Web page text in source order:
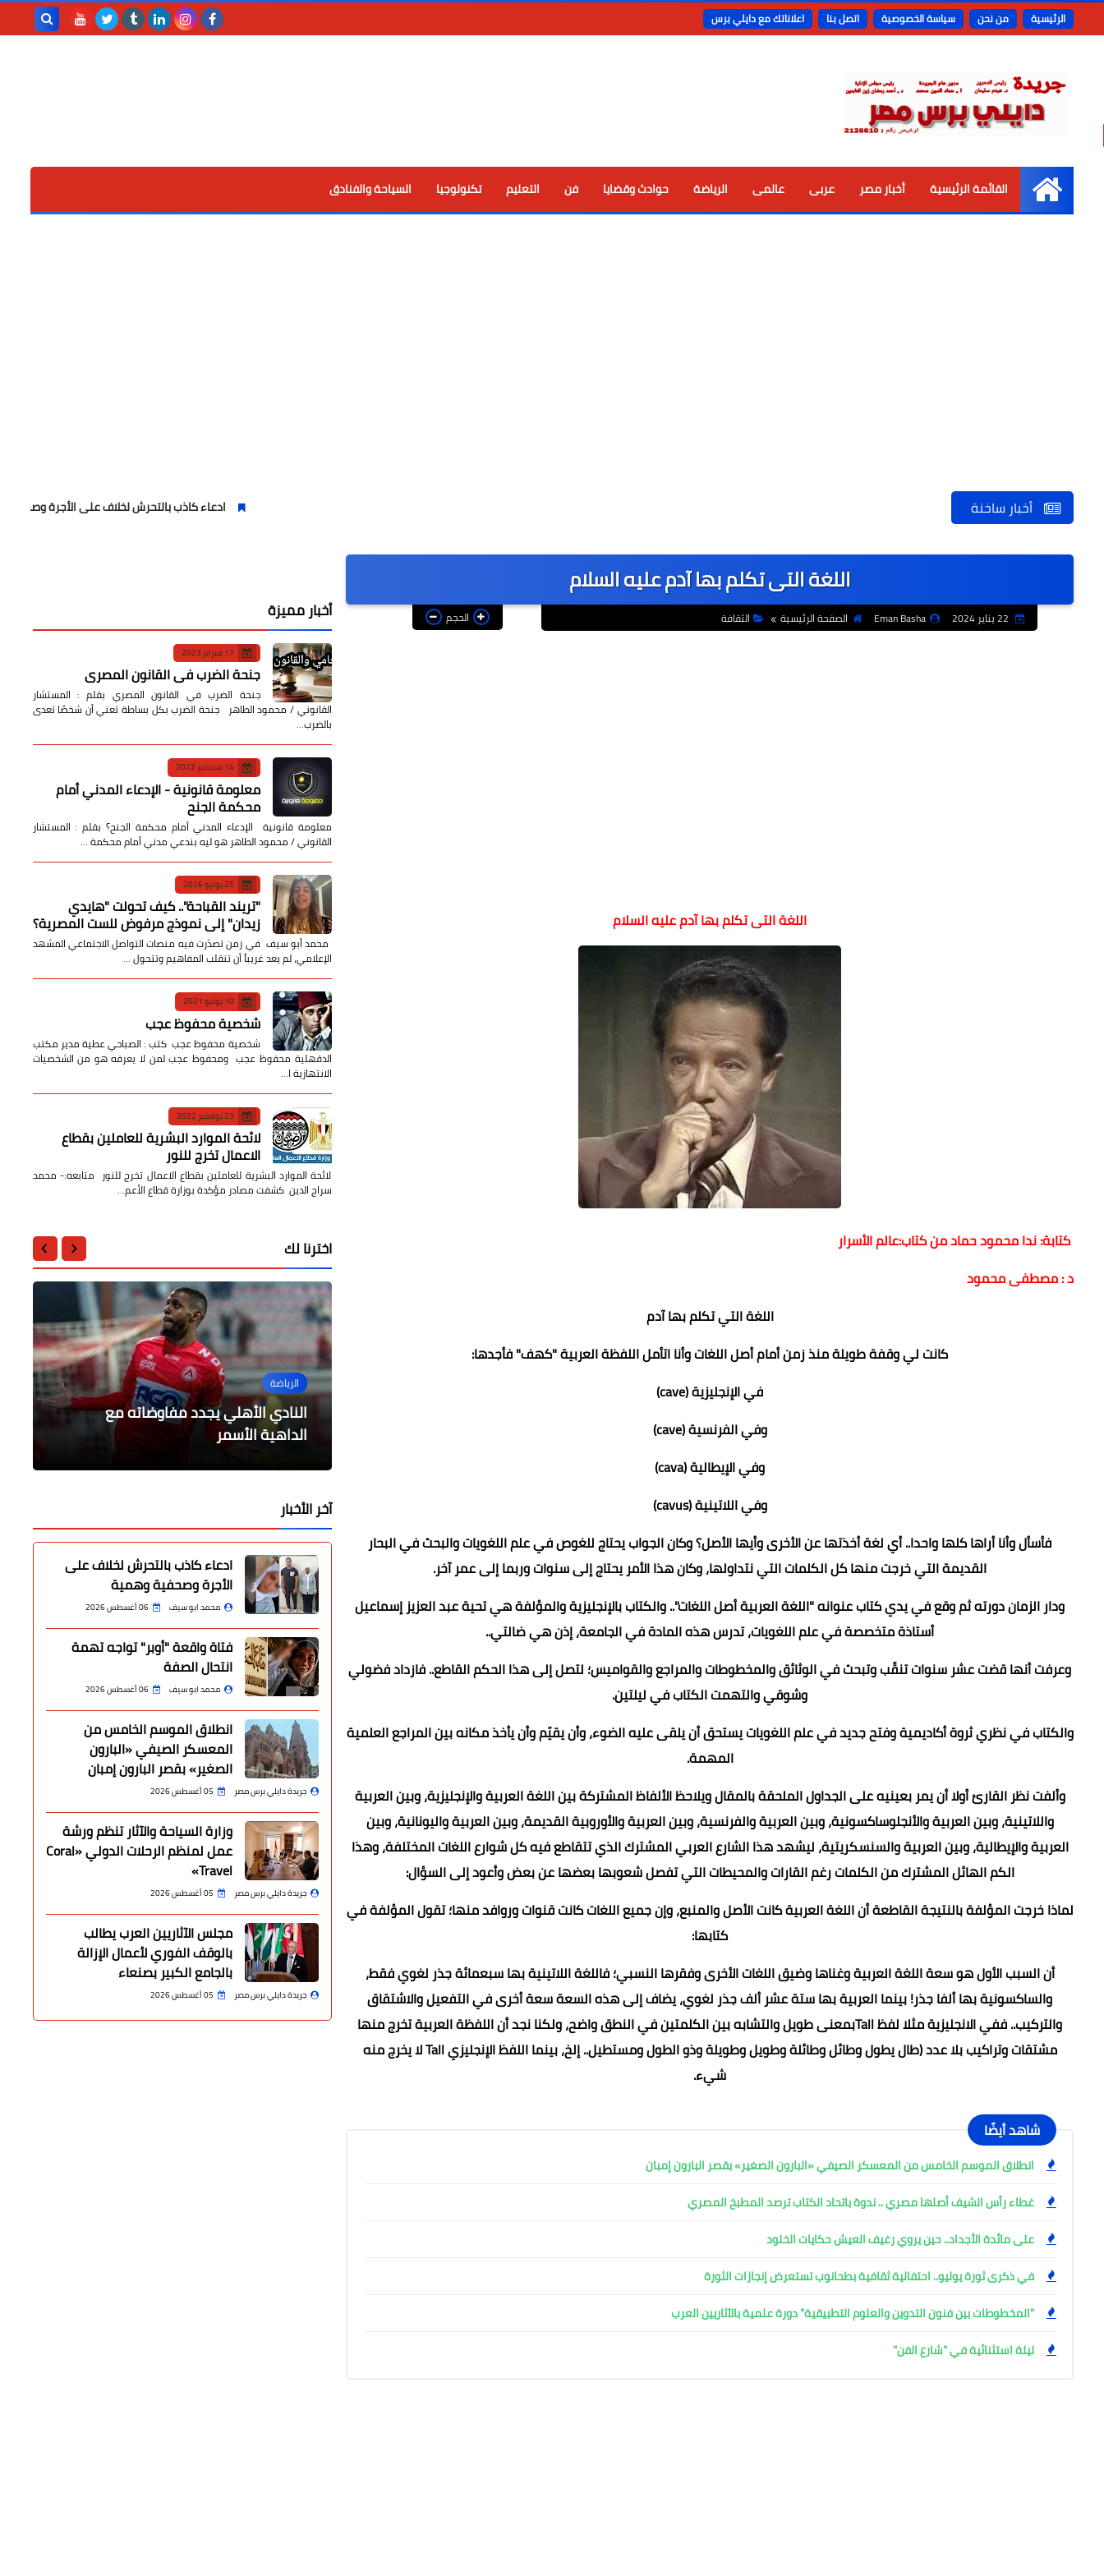
الرئيسية من نحن سياسة الخصوصية اتصل بنا اعلاناتك مع دايلي برس
الرئيسية
القائمة الرئيسية أخبار مصر عربى عالمى الرياضة حوادث وقضايا فن التعليم تكنولوجيا السياحة والفنادق
أخبار ساخنة ادعاء كاذب بالتحرش لخلاف على الأجرة وصحفية وهمية
اللغة التى تكلم بها آدم عليه السلام
Eman Basha الصفحة الرئيسية الثقافة الحجم
اللغة التى تكلم بها آدم عليه السلام
كتابة: ندا محمود حماد من كتاب:عالم الأسرار
د : مصطفى محمود
اللغة التي تكلم بها آدم
كانت لي وقفة طويلة منذ زمن أمام أصل اللغات وأنا اتأمل اللفظة العربية "كهف" فأجدها:
في الإنجليزية (cave)
وفي الفرنسية (cave)
وفي الإيطالية (cava)
وفي اللاتينية (cavus)
فأسأل وأنا أراها كلها واحدا.. أي لغة أخذتها عن الأخرى وأيها الأصل؟ وكان الجواب يحتاج للغوص في علم اللغويات والبحث في البحار
القديمة التي خرجت منها كل الكلمات التي نتداولها، وكان هذا الأمر يحتاج إلى سنوات وربما إلى عمر آخر.
ودار الزمان دورته ثم وقع في يدي كتاب عنوانه "اللغة العربية أصل اللغات".. والكتاب بالإنجليزية والمؤلفة هي تحية عبد العزيز إسماعيل
أستاذة متخصصة في علم اللغويات، تدرس هذه المادة في الجامعة، إذن هي ضالتي..
وعرفت أنها قضت عشر سنوات تنقّب وتبحث في الوثائق والمخطوطات والمراجع والقواميس؛ لتصل إلى هذا الحكم القاطع.. فازداد فضولي
وشوقي والتهمت الكتاب في ليلتين.
والكتاب في نظري ثروة أكاديمية وفتح جديد في علم اللغويات يستحق أن يلقى عليه الضوء، وأن يقيّم وأن يأخذ مكانه بين المراجع العلمية
المهمة.
وألفت نظر القارئ أولا أن يمر بعينيه على الجداول الملحقة بالمقال ويلاحظ الألفاظ المشتركة بين اللغة العربية والإنجليزية، وبين العربية
واللاتينية، وبين العربية والأنجلوساكسونية، وبين العربية والفرنسية، وبين العربية والأوروبية القديمة، وبين العربية واليونانية، وبين
العربية والإيطالية، وبين العربية والسنسكريتية، ليشهد هذا الشارع العربي المشترك الذي تتقاطع فيه كل شوارع اللغات المختلفة، وهذا
الكم الهائل المشترك من الكلمات رغم القارات والمحيطات التي تفصل شعوبها بعضها عن بعض وأعود إلى السؤال:
لماذا خرجت المؤلفة بالنتيجة القاطعة أن اللغة العربية كانت الأصل والمنبع، وإن جميع اللغات كانت قنوات وروافد منها؛ تقول المؤلفة في
كتابها:
أن السبب الأول هو سعة اللغة العربية وغناها وضيق اللغات الأخرى وفقرها النسبي؛ فاللغة اللاتينية بها سبعمائة جذر لغوي فقط،
والساكسونية بها ألفا جذر! بينما العربية بها ستة عشر ألف جذر لغوي، يضاف إلى هذه السعة سعة أخرى في التفعيل والاشتقاق
والتركيب.. ففي الانجليزية مثلا لفظ Tallبمعنى طويل والتشابه بين الكلمتين في النطق واضح، ولكنا نجد أن اللفظة العربية تخرج منها
مشتقات وتراكيب بلا عدد (طال يطول وطائل وطائلة وطويل وطويلة وذو الطول ومستطيل.. إلخ، بينما اللفظ الإنجليزي Tall لا يخرج منه
شيء.
شاهد أيضًا
انطلاق الموسم الخامس من المعسكر الصيفي «البارون الصغير» بقصر البارون إمبان
غطاء رأس الشيف أصلها مصري .. ندوة باتحاد الكتاب ترصد المطبخ المصري
على مائدة الأجداد.. حين يروي رغيف العيش حكايات الخلود
في ذكرى ثورة يوليو.. احتفالية ثقافية بطحانوب تستعرض إنجازات الثورة
"المخطوطات بين فنون التدوين والعلوم التطبيقية" دورة علمية بالآثاريين العرب
ليلة استثنائية في "شارع الفن"
أخبار مميزة
17 فبراير 2023
جنحة الضرب في القانون المصري
جنحة الضرب في القانون المصري بقلم : المستشار
القانوني / محمود الطاهر جنحة الضرب بكل بساطة تعني أن شخصًا تعدى
بالضرب…
14 سبتمبر 2022
معلومة قانونية - الإدعاء المدني أمام
محكمة الجنح
معلومة قانونية الإدعاء المدني أمام محكمة الجنح؟ بقلم : المستشار
القانوني / محمود الطاهر هو ليه بندعي مدني أمام محكمة …
25 يوليو 2026
​"تريند القباحة".. كيف تحولت "هايدي
زيدان" إلى نموذج مرفوض للست المصرية؟
​ محمد أبو سيف ​في زمن تصدّرت فيه منصات التواصل الاجتماعي المشهد
الإعلامي، لم يعد غريباً أن تنقلب المفاهيم وتتحول …
10 يونيو 2021
شخصية محفوظ عجب
شخصية محفوظ عجب كتب : الصباحي عطية مدير مكتب
الدقهلية محفوظ عجب ومحفوظ عجب لمن لا يعرفه هو من الشخصيات
الانتهازية ا…
23 نوفمبر 2022
لائحة الموارد البشرية للعاملين بقطاع
الاعمال تخرج للنور
لائحة الموارد البشرية للعاملين بقطاع الاعمال تخرج للنور متابعه:- محمد
سراج الدين كشفت مصادر مؤكدة بوزارة قطاع الأعم…
اخترنا لك
الرياضة
النادي الأهلي يجدد مفاوضاته مع
الداهية الأسمر
الرياضة
عمر مديراً رياضياً لنادي الإتحاد السكندري
الرياضة
روما يتغلب على امبولي بهدفين مقابل
هدف
الرياضة
حميده تواصل تألقها في الملتقيات
العالمية وتتأهل لبطولة العالم ٢٠٢٣
الرياضة
بداية قوية للمنتخبات العربية في
تصفيات آسيا تحت 20 عام
آخر الأخبار
ادعاء كاذب بالتحرش لخلاف على
الأجرة وصحفية وهمية
محمد ابو سيف 06 أغسطس 2026
فتاة واقعة "أوبر" تواجه تهمة
انتحال الصفة
محمد ابو سيف 06 أغسطس 2026
انطلاق الموسم الخامس من
المعسكر الصيفي «البارون
الصغير» بقصر البارون إمبان
جريدة دايلي برس مصر 05 أغسطس 2026
وزارة السياحة والآثار تنظم ورشة
عمل لمنظم الرحلات الدولي «Coral
Travel»
جريدة دايلي برس مصر 05 أغسطس 2026
مجلس الآثاريين العرب يطالب
بالوقف الفوري لأعمال الإزالة
بالجامع الكبير بصنعاء
جريدة دايلي برس مصر 05 أغسطس 2026